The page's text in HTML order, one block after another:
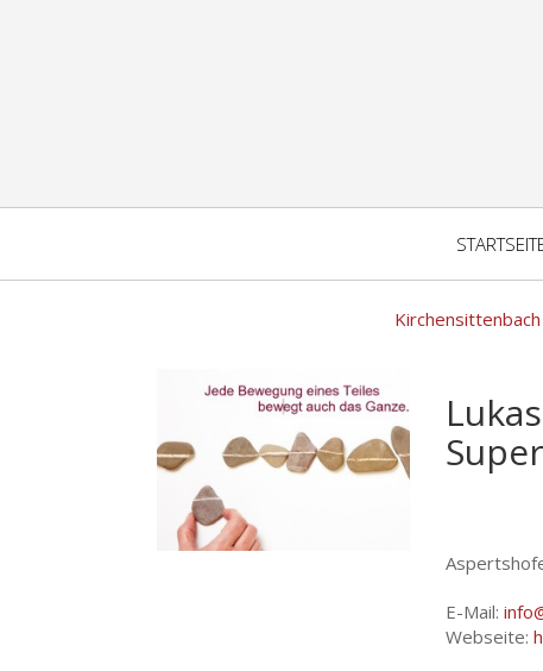
Kirchensittenbach
E-Mail:
Webseite: